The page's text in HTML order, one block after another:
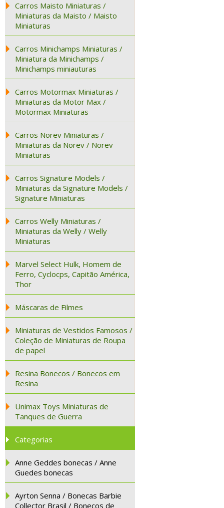
Carros Maisto Miniaturas /
Miniaturas da Maisto / Maisto
Miniaturas
Carros Minichamps Miniaturas /
Miniatura da Minichamps /
Minichamps miniauturas
Carros Motormax Miniaturas /
Miniaturas da Motor Max /
Motormax Miniaturas
Carros Norev Miniaturas /
Miniaturas da Norev / Norev
Miniaturas
Carros Signature Models /
Miniaturas da Signature Models /
Signature Miniaturas
Carros Welly Miniaturas /
Miniaturas da Welly / Welly
Miniaturas
Marvel Select Hulk, Homem de
Ferro, Cyclocps, Capitão América,
Thor
Máscaras de Filmes
Miniaturas de Vestidos Famosos /
Coleção de Miniaturas de Roupa
de papel
Resina Bonecos / Bonecos em
Resina
Unimax Toys Miniaturas de
Tanques de Guerra
Categorias
Anne Geddes bonecas / Anne
Guedes bonecas
Ayrton Senna / Bonecas Barbie
Collector Brasil / Bonecos de